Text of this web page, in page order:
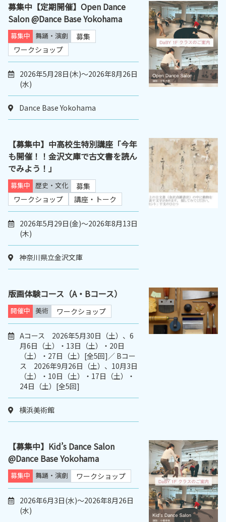
募集中【定期開催】Open Dance
Salon @Dance Base Yokohama
募集中 舞踊・演劇
募集
ワークショップ
2026年5月28日(木)～2026年8月26日
(水)
Dance Base Yokohama
【募集中】中高校生特別講座「今年
も開催！！金沢文庫で古文書を読ん
でみよう！」
募集中 歴史・文化
募集
ワークショップ
講座・トーク
2026年5月29日(金)～2026年8月13日
(木)
神奈川県立金沢文庫
版画体験コース（A・Bコース）
開催中 美術 ワークショップ
Aコース 2026年5月30日（土）、6
月6日（土）・13日（土）・20日
（土）・27日（土）[全5回]／ Bコー
ス 2026年9月26日（土）、10月3日
（土）・10日（土）・17日（土）・
24日（土）[全5回]
横浜美術館
【募集中】Kid’s Dance Salon
@Dance Base Yokohama
募集中 舞踊・演劇 ワークショップ
2026年6月3日(水)～2026年8月26日
(水)